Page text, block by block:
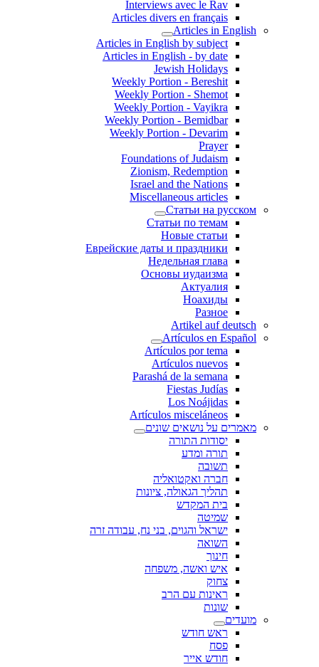
Interviews avec le Rav
Articles divers en français
Articles in English
Articles in English by subject
Articles in English - by date
Jewish Holidays
Weekly Portion - Bereshit
Weekly Portion - Shemot
Weekly Portion - Vayikra
Weekly Portion - Bemidbar
Weekly Portion - Devarim
Prayer
Foundations of Judaism
Zionism, Redemption
Israel and the Nations
Miscellaneous articles
Статьи на русском
Статьи по темам
Новые статьи
Еврейские даты и праздники
Недельная глава
Основы иудаизма
Актуалия
Ноахиды
Разное
Artikel auf deutsch
Artículos en Español
Artículos por tema
Artículos nuevos
Parashá de la semana
Fiestas Judías
Los Noájidas
Artículos misceláneos
מאמרים על נושאים שונים
יסודות התורה
תורה ומדע
תשובה
חברה ואקטואליה
תהליך הגאולה, ציונות
בית המקדש
שמיטה
ישראל והגוים, בני נח, עבודה זרה
השואה
חינוך
איש ואשה, משפחה
צחוק
ראינות עם הרב
שונות
מועדים
ראש חודש
פסח
חודש אייר